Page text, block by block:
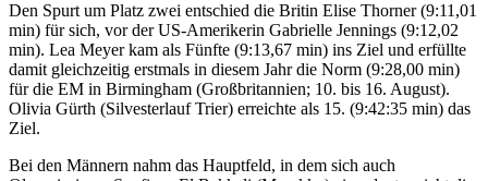
Den Spurt um Platz zwei entschied die Britin Elise Thorner (9:11,01
min) für sich, vor der US-Amerikerin Gabrielle Jennings (9:12,02
min). Lea Meyer kam als Fünfte (9:13,67 min) ins Ziel und erfüllte
damit gleichzeitig erstmals in diesem Jahr die Norm (9:28,00 min)
für die EM in Birmingham (Großbritannien; 10. bis 16. August).
Olivia Gürth (Silvesterlauf Trier) erreichte als 15. (9:42:35 min) das
Ziel.
Bei den Männern nahm das Hauptfeld, in dem sich auch